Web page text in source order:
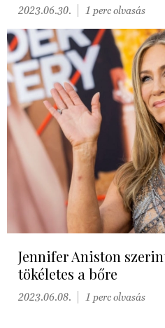
2023.06.30. 1 perc olvasás
Jennifer Aniston
tökéletes a bőre
2023.06.08. 1 perc olvasás